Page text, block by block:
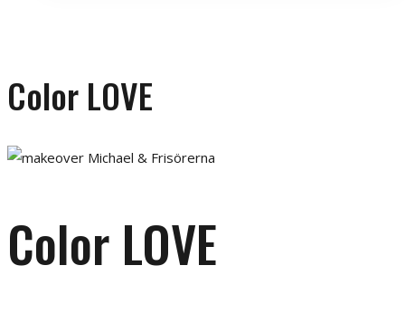
Color LOVE
Color LOVE